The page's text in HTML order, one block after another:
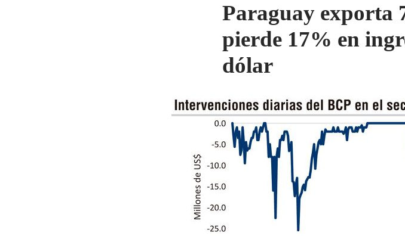
Paraguay exporta
pierde 17% en
dólar